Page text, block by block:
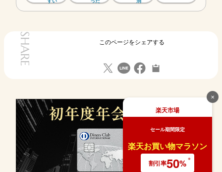
SHARE このページをシェアする
✕
楽天市場
セール期間限定
楽天お買い物マラソン
割引率50%